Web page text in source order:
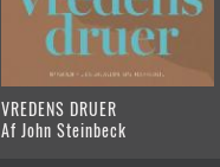
VREDENS DRUER
Af John Steinbeck